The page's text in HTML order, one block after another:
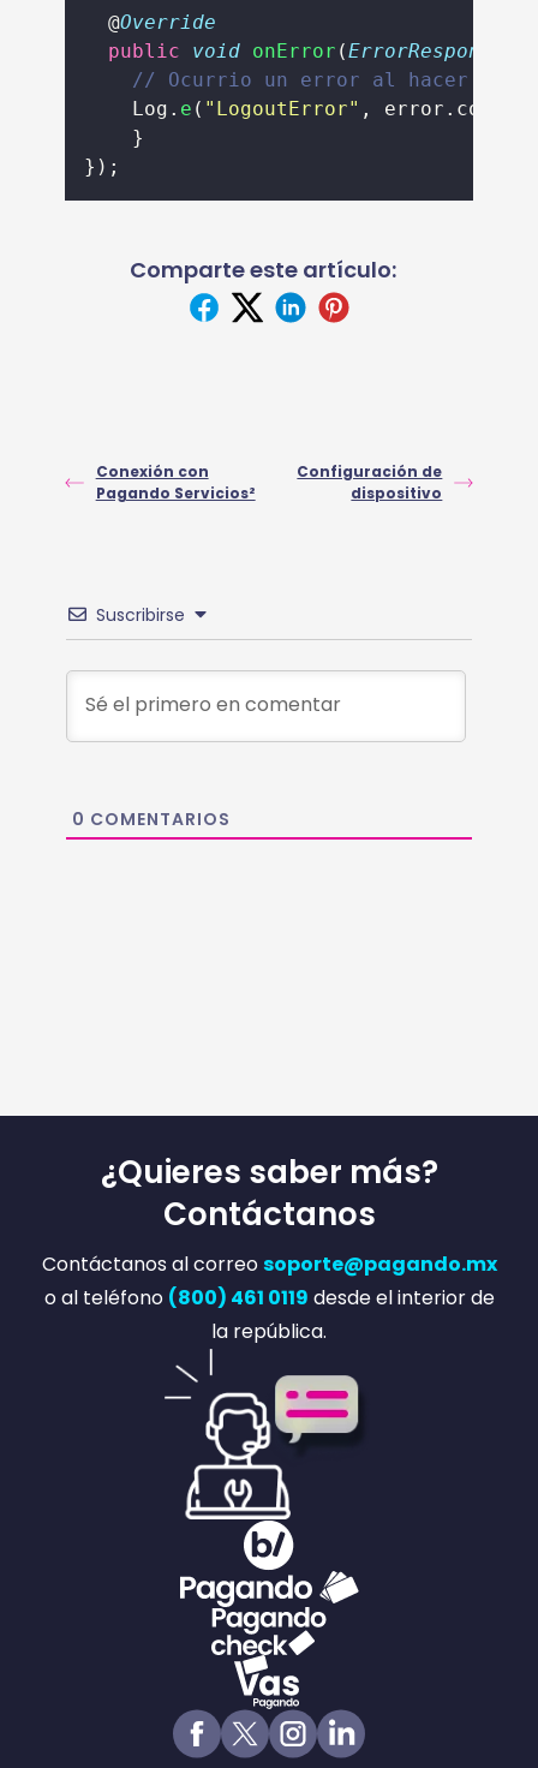
  @
Override
public
void onError (ErrorResponse
// Ocurrio un error al hacer
    Log.
e ( " LogoutError" ,
    }
});
Comparte este artículo:
Conexión con
Pagando Servicios²
Configuración de
dispositivo
Suscribirse
0 COMENTARIOS
¿Quieres saber más?
Contáctanos
Contáctanos al correo soporte@pagando.mx
o al teléfono (800) 461 0119 desde el interior de
la república.